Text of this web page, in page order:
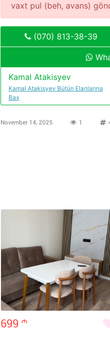
vaxt pul (beh, avans)
(070) 813-38-39
Kamal Atakisyev
Kamal Atakisyev Bütün Elanlarına
Bax
November 14, 2025 1
699 m